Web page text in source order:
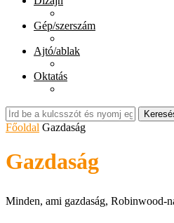
Gép/szerszám
Ajtó/ablak
Oktatás
Főoldal Gazdaság
Gazdaság
Minden, ami gazdaság, Robinwood-